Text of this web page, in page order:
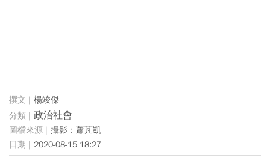
楊竣傑
政治社會
攝影：蕭芃凱
2020-08-15 18:27